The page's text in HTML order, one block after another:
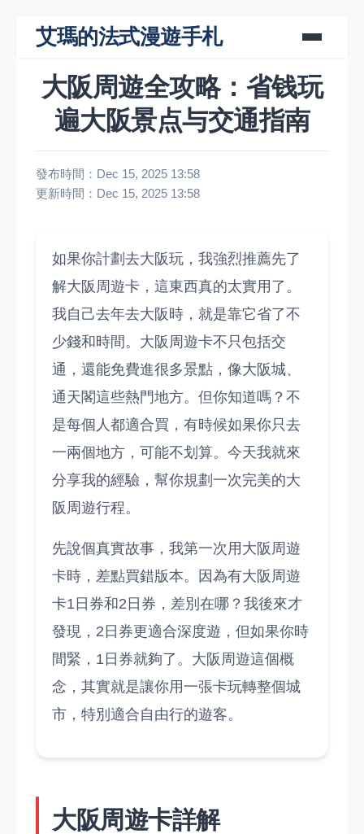
艾瑪的法式漫遊手札
大阪周遊全攻略：省钱玩
遍大阪景点与交通指南
發布時間：Dec 15, 2025 13:58
更新時間：Dec 15, 2025 13:58
如果你計劃去大阪玩，我強烈推薦先了
解大阪周遊卡，這東西真的太實用了。
我自己去年去大阪時，就是靠它省了不
少錢和時間。大阪周遊卡不只包括交
通，還能免費進很多景點，像大阪城、
通天閣這些熱門地方。但你知道嗎？不
是每個人都適合買，有時候如果你只去
一兩個地方，可能不划算。今天我就來
分享我的經驗，幫你規劃一次完美的大
阪周遊行程。
先說個真實故事，我第一次用大阪周遊
卡時，差點買錯版本。因為有大阪周遊
卡1日券和2日券，差別在哪？我後來才
發現，2日券更適合深度遊，但如果你時
間緊，1日券就夠了。大阪周遊這個概
念，其實就是讓你用一張卡玩轉整個城
市，特別適合自由行的遊客。
大阪周遊卡詳解